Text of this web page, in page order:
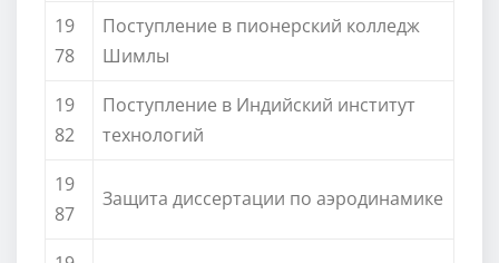
19
78
Поступление в пионерский колледж
Шимлы
19
82
Поступление в Индийский институт
технологий
19
87
Защита диссертации по аэродинамике